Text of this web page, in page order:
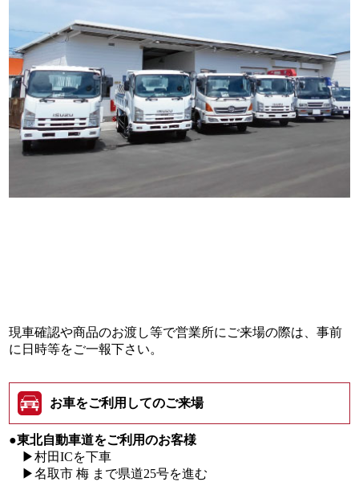
現車確認や商品のお渡し等で営業所にご来場の際は、事前
に日時等をご一報下さい。
お車をご利用してのご来場
●東北自動車道をご利用のお客様
▶村田ICを下車
▶名取市 梅 まで県道25号を進む